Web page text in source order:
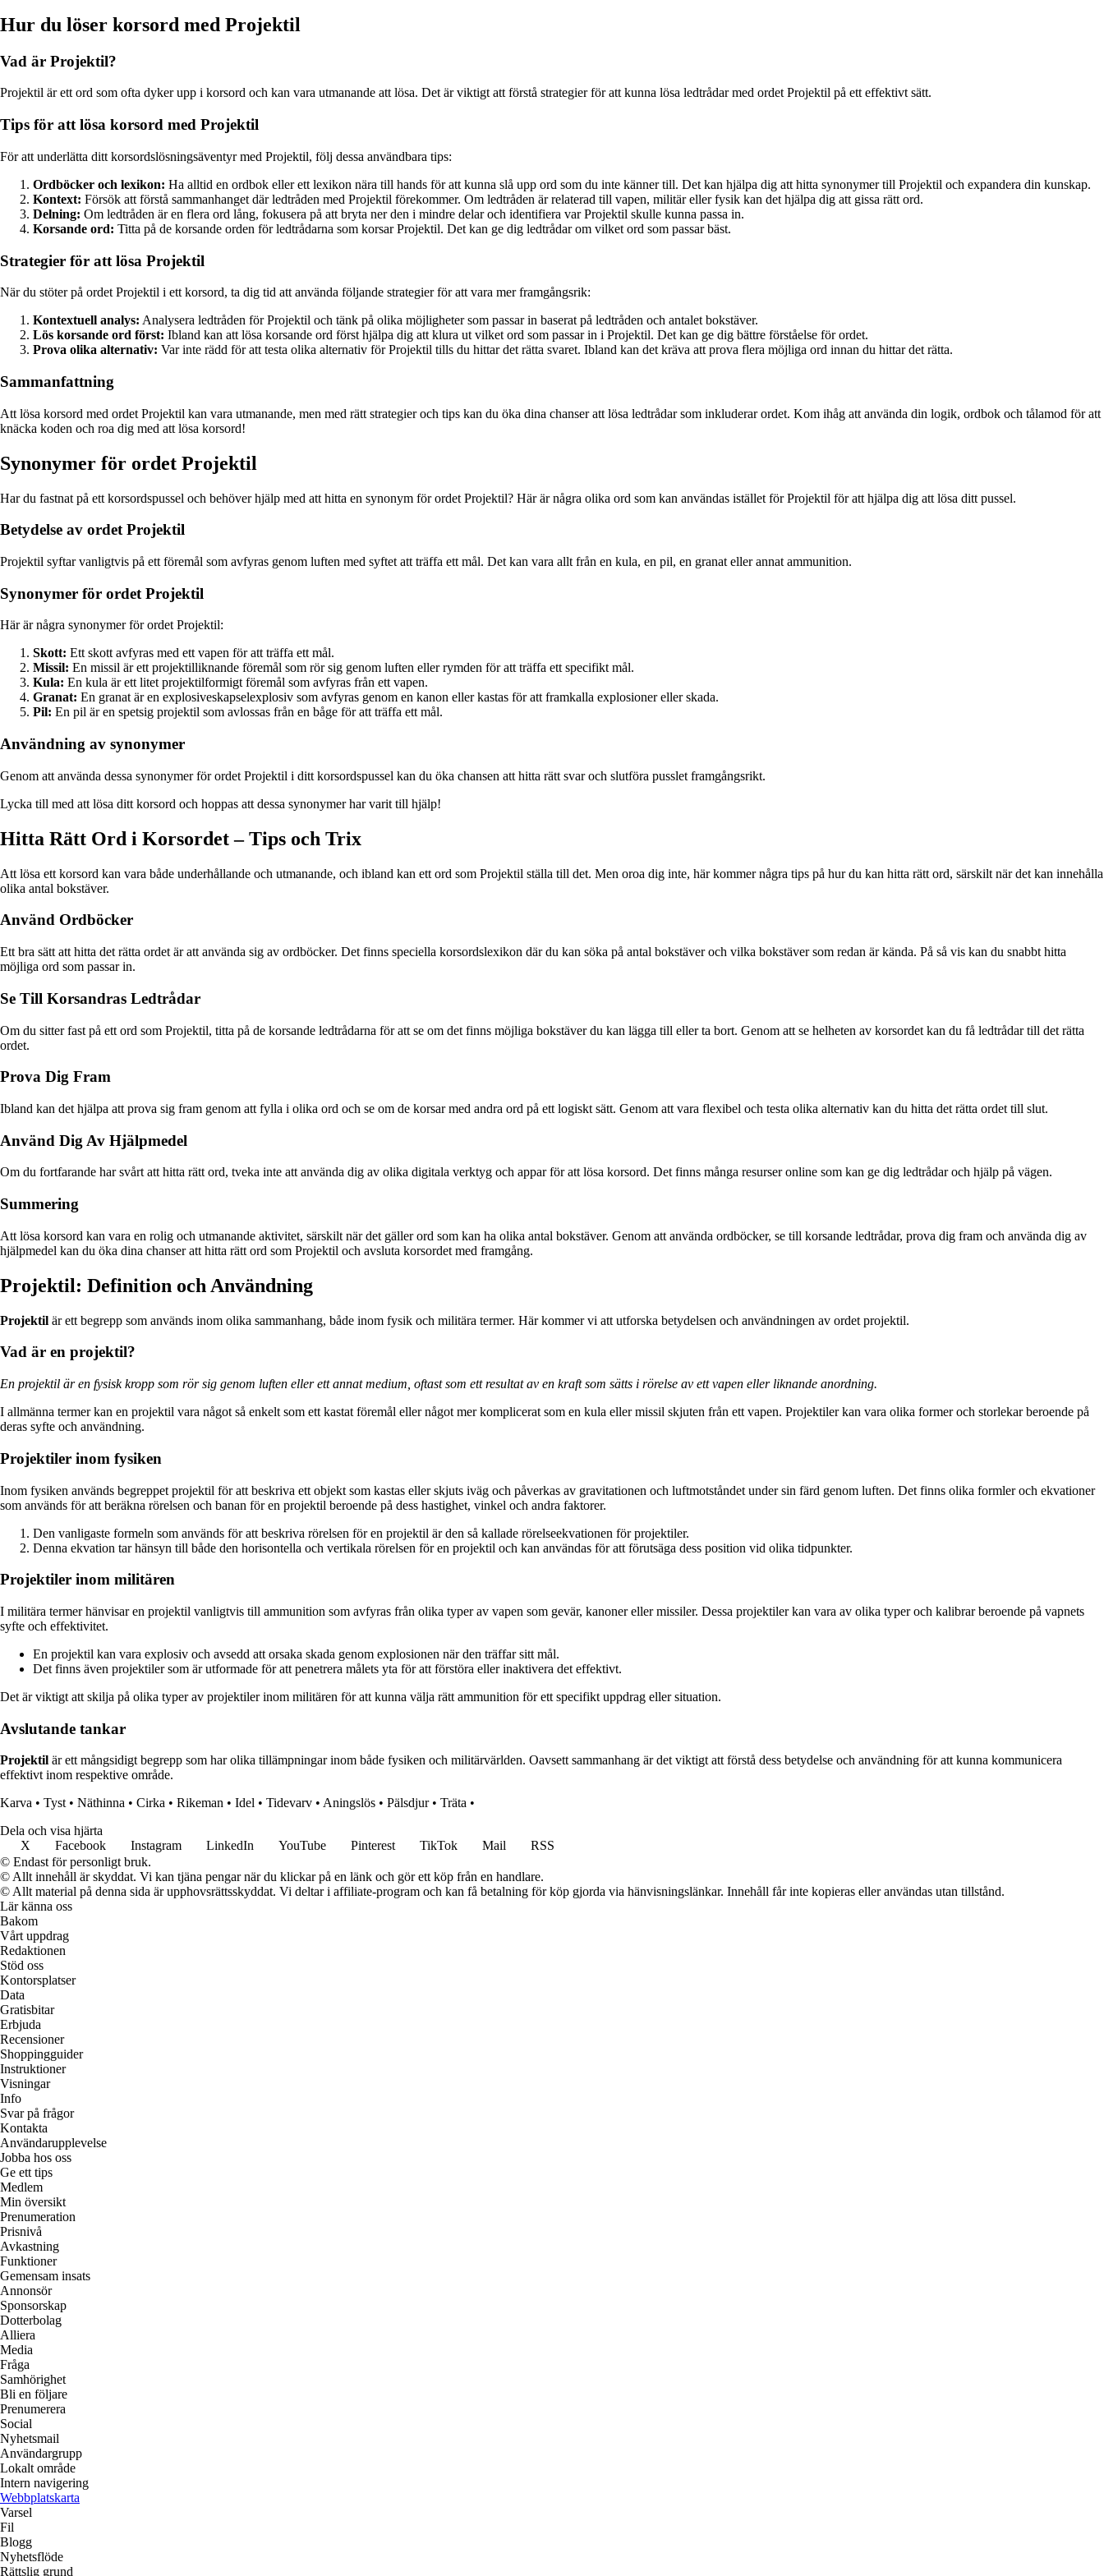
Hur du löser korsord med Projektil
Vad är Projektil?
Projektil är ett ord som ofta dyker upp i korsord och kan vara utmanande att lösa. Det är viktigt att förstå strategier för att kunna lösa ledtrådar med ordet Projektil på ett effektivt sätt.
Tips för att lösa korsord med Projektil
För att underlätta ditt korsordslösningsäventyr med Projektil, följ dessa användbara tips:
Ordböcker och lexikon: Ha alltid en ordbok eller ett lexikon nära till hands för att kunna slå upp ord som du inte känner till. Det kan hjälpa dig att hitta synonymer till Projektil och expandera din kunskap.
Kontext: Försök att förstå sammanhanget där ledtråden med Projektil förekommer. Om ledtråden är relaterad till vapen, militär eller fysik kan det hjälpa dig att gissa rätt ord.
Delning: Om ledtråden är en flera ord lång, fokusera på att bryta ner den i mindre delar och identifiera var Projektil skulle kunna passa in.
Korsande ord: Titta på de korsande orden för ledtrådarna som korsar Projektil. Det kan ge dig ledtrådar om vilket ord som passar bäst.
Strategier för att lösa Projektil
När du stöter på ordet Projektil i ett korsord, ta dig tid att använda följande strategier för att vara mer framgångsrik:
Kontextuell analys: Analysera ledtråden för Projektil och tänk på olika möjligheter som passar in baserat på ledtråden och antalet bokstäver.
Lös korsande ord först: Ibland kan att lösa korsande ord först hjälpa dig att klura ut vilket ord som passar in i Projektil. Det kan ge dig bättre förståelse för ordet.
Prova olika alternativ: Var inte rädd för att testa olika alternativ för Projektil tills du hittar det rätta svaret. Ibland kan det kräva att prova flera möjliga ord innan du hittar det rätta.
Sammanfattning
Att lösa korsord med ordet Projektil kan vara utmanande, men med rätt strategier och tips kan du öka dina chanser att lösa ledtrådar som inkluderar ordet. Kom ihåg att använda din logik, ordbok och tålamod för att
knäcka koden och roa dig med att lösa korsord!
Synonymer för ordet Projektil
Har du fastnat på ett korsordspussel och behöver hjälp med att hitta en synonym för ordet Projektil? Här är några olika ord som kan användas istället för Projektil för att hjälpa dig att lösa ditt pussel.
Betydelse av ordet Projektil
Projektil syftar vanligtvis på ett föremål som avfyras genom luften med syftet att träffa ett mål. Det kan vara allt från en kula, en pil, en granat eller annat ammunition.
Synonymer för ordet Projektil
Här är några synonymer för ordet Projektil:
Skott: Ett skott avfyras med ett vapen för att träffa ett mål.
Missil: En missil är ett projektilliknande föremål som rör sig genom luften eller rymden för att träffa ett specifikt mål.
Kula: En kula är ett litet projektilformigt föremål som avfyras från ett vapen.
Granat: En granat är en explosiveskapselexplosiv som avfyras genom en kanon eller kastas för att framkalla explosioner eller skada.
Pil: En pil är en spetsig projektil som avlossas från en båge för att träffa ett mål.
Användning av synonymer
Genom att använda dessa synonymer för ordet Projektil i ditt korsordspussel kan du öka chansen att hitta rätt svar och slutföra pusslet framgångsrikt.
Lycka till med att lösa ditt korsord och hoppas att dessa synonymer har varit till hjälp!
Hitta Rätt Ord i Korsordet – Tips och Trix
Att lösa ett korsord kan vara både underhållande och utmanande, och ibland kan ett ord som Projektil ställa till det. Men oroa dig inte, här kommer några tips på hur du kan hitta rätt ord, särskilt när det kan innehålla
olika antal bokstäver.
Använd Ordböcker
Ett bra sätt att hitta det rätta ordet är att använda sig av ordböcker. Det finns speciella korsordslexikon där du kan söka på antal bokstäver och vilka bokstäver som redan är kända. På så vis kan du snabbt hitta
möjliga ord som passar in.
Se Till Korsandras Ledtrådar
Om du sitter fast på ett ord som Projektil, titta på de korsande ledtrådarna för att se om det finns möjliga bokstäver du kan lägga till eller ta bort. Genom att se helheten av korsordet kan du få ledtrådar till det rätta
ordet.
Prova Dig Fram
Ibland kan det hjälpa att prova sig fram genom att fylla i olika ord och se om de korsar med andra ord på ett logiskt sätt. Genom att vara flexibel och testa olika alternativ kan du hitta det rätta ordet till slut.
Använd Dig Av Hjälpmedel
Om du fortfarande har svårt att hitta rätt ord, tveka inte att använda dig av olika digitala verktyg och appar för att lösa korsord. Det finns många resurser online som kan ge dig ledtrådar och hjälp på vägen.
Summering
Att lösa korsord kan vara en rolig och utmanande aktivitet, särskilt när det gäller ord som kan ha olika antal bokstäver. Genom att använda ordböcker, se till korsande ledtrådar, prova dig fram och använda dig av
hjälpmedel kan du öka dina chanser att hitta rätt ord som Projektil och avsluta korsordet med framgång.
Projektil: Definition och Användning
Projektil är ett begrepp som används inom olika sammanhang, både inom fysik och militära termer. Här kommer vi att utforska betydelsen och användningen av ordet projektil.
Vad är en projektil?
En projektil är en fysisk kropp som rör sig genom luften eller ett annat medium, oftast som ett resultat av en kraft som sätts i rörelse av ett vapen eller liknande anordning.
I allmänna termer kan en projektil vara något så enkelt som ett kastat föremål eller något mer komplicerat som en kula eller missil skjuten från ett vapen. Projektiler kan vara olika former och storlekar beroende på
deras syfte och användning.
Projektiler inom fysiken
Inom fysiken används begreppet projektil för att beskriva ett objekt som kastas eller skjuts iväg och påverkas av gravitationen och luftmotståndet under sin färd genom luften. Det finns olika formler och ekvationer
som används för att beräkna rörelsen och banan för en projektil beroende på dess hastighet, vinkel och andra faktorer.
Den vanligaste formeln som används för att beskriva rörelsen för en projektil är den så kallade rörelseekvationen för projektiler.
Denna ekvation tar hänsyn till både den horisontella och vertikala rörelsen för en projektil och kan användas för att förutsäga dess position vid olika tidpunkter.
Projektiler inom militären
I militära termer hänvisar en projektil vanligtvis till ammunition som avfyras från olika typer av vapen som gevär, kanoner eller missiler. Dessa projektiler kan vara av olika typer och kalibrar beroende på vapnets
syfte och effektivitet.
En projektil kan vara explosiv och avsedd att orsaka skada genom explosionen när den träffar sitt mål.
Det finns även projektiler som är utformade för att penetrera målets yta för att förstöra eller inaktivera det effektivt.
Det är viktigt att skilja på olika typer av projektiler inom militären för att kunna välja rätt ammunition för ett specifikt uppdrag eller situation.
Avslutande tankar
Projektil är ett mångsidigt begrepp som har olika tillämpningar inom både fysiken och militärvärlden. Oavsett sammanhang är det viktigt att förstå dess betydelse och användning för att kunna kommunicera
effektivt inom respektive område.
Karva • Tyst• Näthinna • Cirka • Rikeman • Idel • Tidevarv • Aningslös • Pälsdjur• Träta •
Dela och visa hjärta
X
Facebook Instagram LinkedIn YouTube Pinterest TikTok Mail
RSS
© Endast för personligt bruk.
© Allt innehåll är skyddat. Vi kan tjäna pengar när du klickar på en länk och gör ett köp från en handlare.
© Allt material på denna sida är upphovsrättsskyddat. Vi deltar i affiliate-program och kan få betalning för köp gjorda via hänvisningslänkar. Innehåll får inte kopieras eller användas utan tillstånd.
Lär känna oss
Bakom
Vårt uppdrag
Redaktionen
Stöd oss
Kontorsplatser
Data
Gratisbitar
Erbjuda
Recensioner
Shoppingguider
Instruktioner
Visningar
Info
Svar på frågor
Kontakta
Användarupplevelse
Jobba hos oss
Ge ett tips
Medlem
Min översikt
Prenumeration
Prisnivå
Avkastning
Funktioner
Gemensam insats
Annonsör
Sponsorskap
Dotterbolag
Alliera
Media
Fråga
Samhörighet
Bli en följare
Prenumerera
Social
Nyhetsmail
Användargrupp
Lokalt område
Intern navigering
Webbplatskarta
Varsel
Fil
Blogg
Nyhetsflöde
Rättslig grund